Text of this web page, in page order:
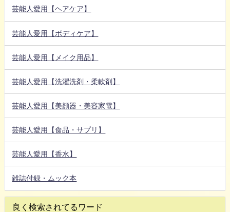
芸能人愛用【ヘアケア】
芸能人愛用【ボディケア】
芸能人愛用【メイク用品】
芸能人愛用【洗濯洗剤・柔軟剤】
芸能人愛用【美顔器・美容家電】
芸能人愛用【食品・サプリ】
芸能人愛用【香水】
雑誌付録・ムック本
良く検索されてるワード